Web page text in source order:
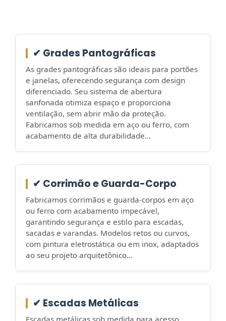
✔ Grades Pantográficas
As grades pantográficas são ideais para portões
e janelas, oferecendo segurança com design
diferenciado. Seu sistema de abertura
sanfonada otimiza espaço e proporciona
ventilação, sem abrir mão da proteção.
Fabricamos sob medida em aço ou ferro, com
acabamento de alta durabilidade...
✔ Corrimão e Guarda-Corpo
Fabricamos corrimãos e guarda-corpos em aço
ou ferro com acabamento impecável,
garantindo segurança e estilo para escadas,
sacadas e varandas. Modelos retos ou curvos,
com pintura eletrostática ou em inox, adaptados
ao seu projeto arquitetônico...
✔ Escadas Metálicas